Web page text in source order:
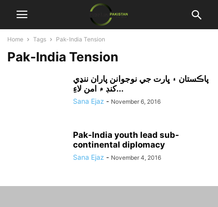
Home Tags Pak-India Tension
Pak-India Tension
پاڪستان ۽ ڀارت جي نوجوانن پاران ننڍي
کنڊ ۾ امن لاءِ...
Sana Ejaz - November 6, 2016
Pak-India youth lead sub-
continental diplomacy
Sana Ejaz - November 4, 2016